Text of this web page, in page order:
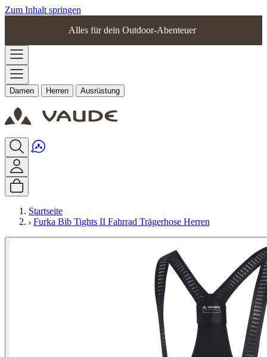
Zum Inhalt springen
Alles für dein Outdoor-Abenteuer
Damen Herren Ausrüstung
Startseite
Furka Bib Tights II Fahrrad Trägerhose Herren